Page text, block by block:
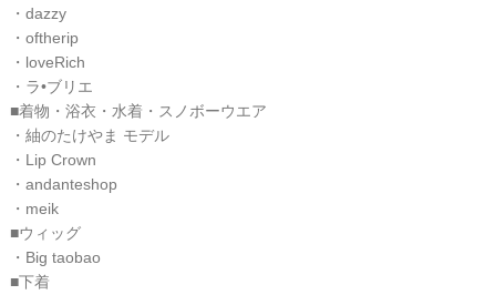
・dazzy
・oftherip
・loveRich
・ラ•ブリエ
■着物・浴衣・水着・スノボーウエア
・紬のたけやま モデル
・Lip Crown
・andanteshop
・meik
■ウィッグ
・Big taobao
■下着